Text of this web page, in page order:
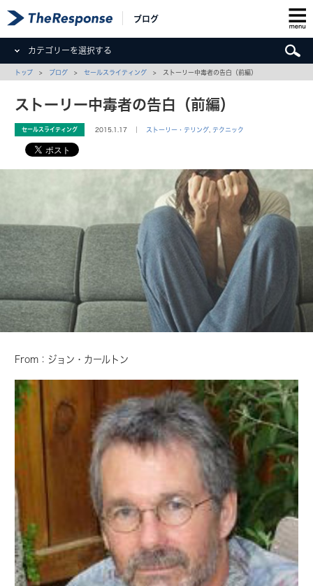
ブログ
カテゴリーを選択する
トップ > ブログ >セールスライティング > ストーリー中毒者の告白（前編）
ストーリー中毒者の告白（前編）
セールスライティング 2015.1.17 ｜ ストーリー・テリング ,テクニック
From：ジョン・カールトン